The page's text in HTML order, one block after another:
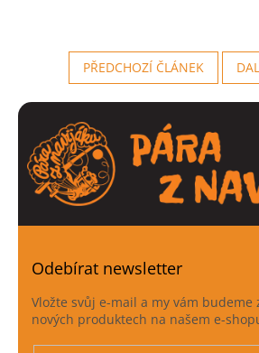
PŘEDCHOZÍ ČLÁNEK
Odebírat newsletter
Vložte svůj e-mail a my vám
nových produktech na našem e-